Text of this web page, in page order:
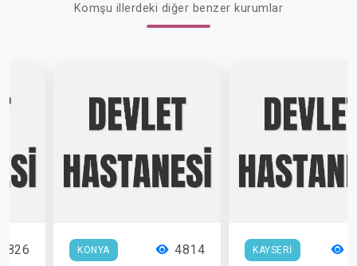
Komşu illerdeki diğer benzer kurumlar
KONYA 4814 KAYSERİ